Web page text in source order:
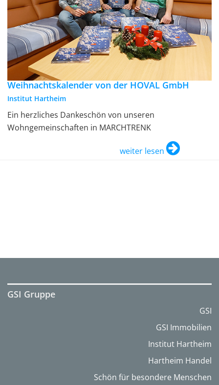
Weihnachtskalender von der HOVAL GmbH
Institut Hartheim
Ein herzliches Dankeschön von unseren
Wohngemeinschaften in MARCHTRENK
weiter lesen
GSI Gruppe
GSI
GSI Immobilien
Institut Hartheim
Hartheim Handel
Schön für besondere Menschen